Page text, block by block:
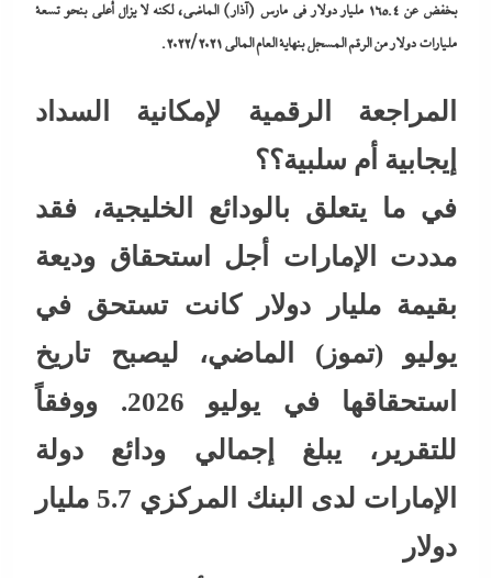
بخفض عن 165.4 مليار دولار في مارس (آذار) الماضي، لكنه لا يزال أعلى بنحو تسعة
مليارات دولار من الرقم المسجل بنهاية العام المالي 2022/2021.
المراجعة الرقمية لإمكانية السداد
إيجابية أم سلبية؟؟
في ما يتعلق بالودائع الخليجية، فقد
مددت الإمارات أجل استحقاق وديعة
بقيمة مليار دولار كانت تستحق في
يوليو (تموز) الماضي، ليصبح تاريخ
استحقاقها في يوليو 2026. ووفقاً
للتقرير، يبلغ إجمالي ودائع دولة
الإمارات لدى البنك المركزي 5.7 مليار
دولار